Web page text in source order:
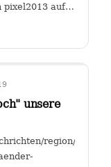
pixel2013 auf
unsere
region/Warum-